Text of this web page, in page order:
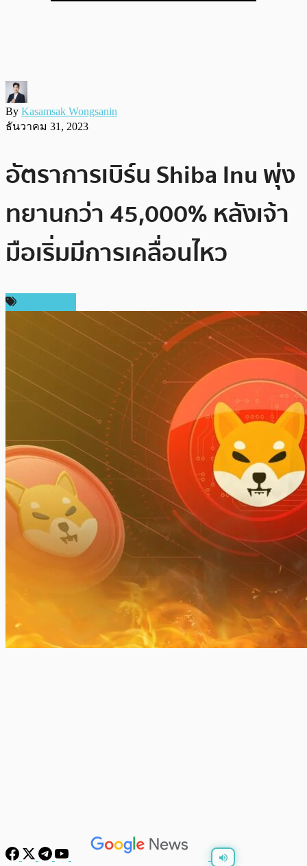
By Kasamsak Wongsanin
ธันวาคม 31, 2023
อัตราการเบิร์น Shiba Inu พุ่ง
ทยานกว่า 45,000% หลังเจ้า
มือเริ่มมีการเคลื่อนไหว